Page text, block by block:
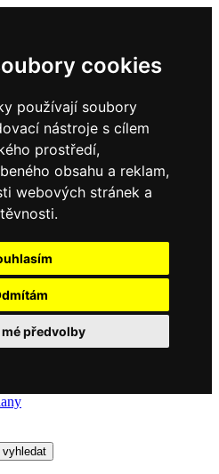
cookies
používají soubory
nástroje s cílem
prostředí,
obsahu a reklam,
webových stránek a
předvolby